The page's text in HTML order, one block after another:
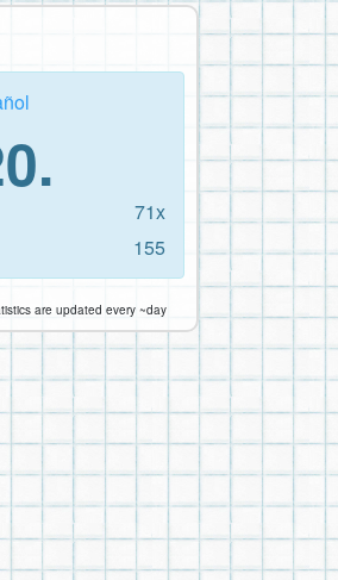
71x
155
are updated every ~day